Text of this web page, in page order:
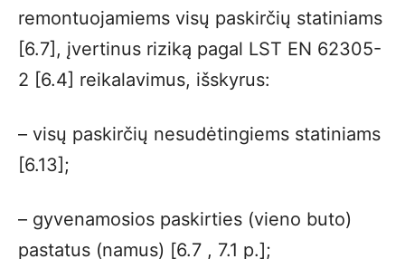
remontuojamiems visų paskirčių statiniams
[6.7], įvertinus riziką pagal LST EN 62305-
2 [6.4] reikalavimus, išskyrus:
– visų paskirčių nesudėtingiems statiniams
[6.13];
– gyvenamosios paskirties (vieno buto)
pastatus (namus) [6.7 , 7.1 p.];